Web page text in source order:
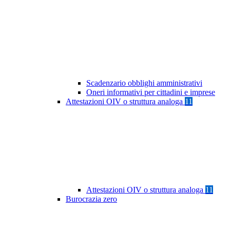
Scadenzario obblighi amministrativi
Oneri informativi per cittadini e imprese
Attestazioni OIV o struttura analoga 11
Attestazioni OIV o struttura analoga 11
Burocrazia zero